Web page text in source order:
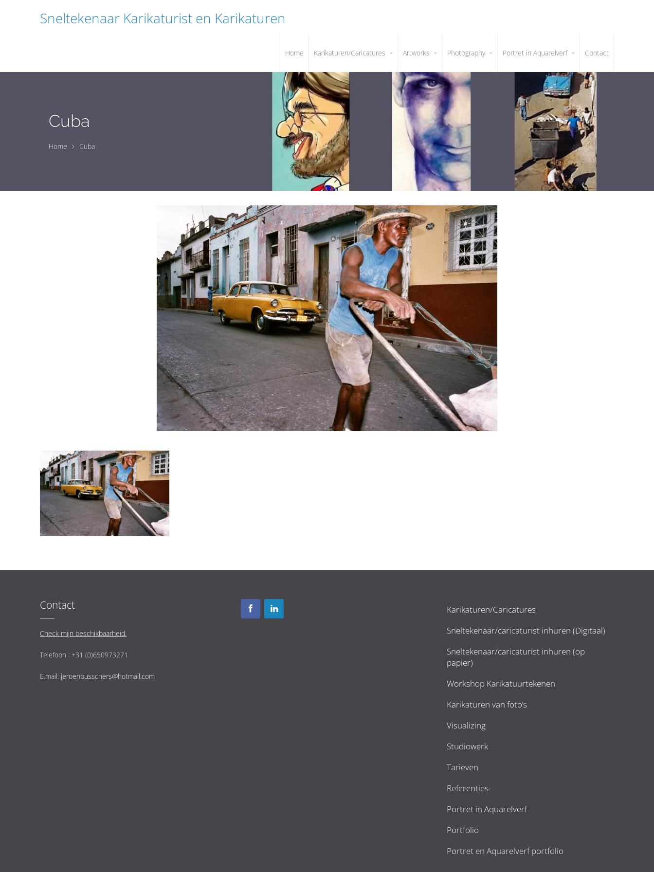
Sneltekenaar Karikaturist en Karikaturen
Home Karikaturen/Caricatures Artworks Photography Portret in Aquarelverf Contact
Cuba
Home Cuba
Contact
Check mijn beschikbaarheid.
Telefoon : +31 (0)650973271
E.mail: jeroenbusschers@hotmail.com
Karikaturen/Caricatures
Sneltekenaar/caricaturist inhuren (Digitaal)
Sneltekenaar/caricaturist inhuren (op
papier)
Workshop Karikatuurtekenen
Karikaturen van foto’s
Visualizing
Studiowerk
Tarieven
Referenties
Portret in Aquarelverf
Portfolio
Portret en Aquarelverf portfolio